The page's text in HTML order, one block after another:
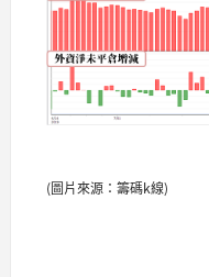
(圖片來源：籌碼k線)